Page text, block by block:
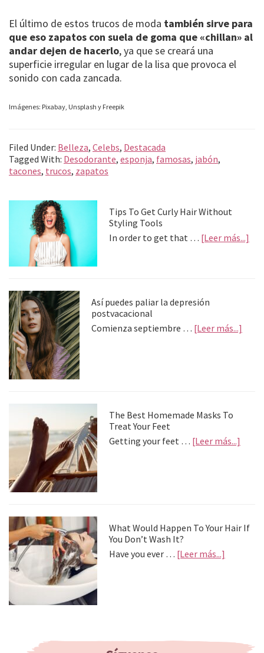
El último de estos trucos de moda también sirve para
que eso zapatos con suela de goma que «chillan» al
andar dejen de hacerlo, ya que se creará una
superficie irregular en lugar de la lisa que provoca el
sonido con cada zancada.
Imágenes: Pixabay, Unsplash y Freepik
Filed Under: Belleza, Celebs, Destacada
Tagged With: Desodorante, esponja, famosas, jabón,
tacones, trucos, zapatos
Primary
Sidebar
Tips To Get Curly Hair Without
Styling Tools
In order to get that … [Leer más...]
Así puedes paliar la depresión
postvacacional
Comienza septiembre … [Leer más...]
The Best Homemade Masks To
Treat Your Feet
Getting your feet … [Leer más...]
Your
Feet
What Would Happen To Your Hair If
You Don’t Wash It?
Have you ever … [Leer más...]